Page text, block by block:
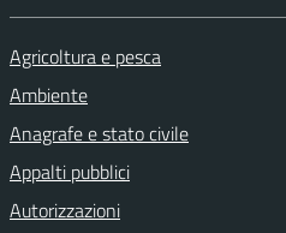
Agricoltura e pesca
Ambiente
Anagrafe e stato civile
Appalti pubblici
Autorizzazioni